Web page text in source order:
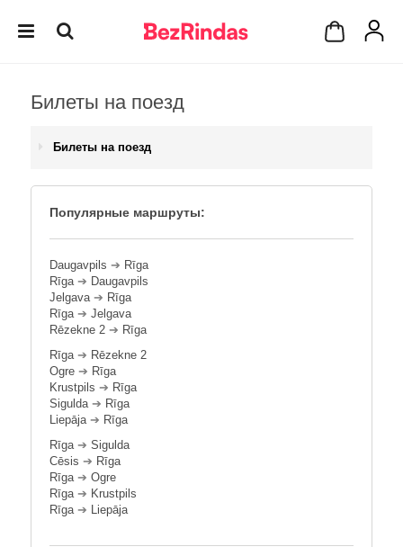
Билеты на поезд
Билеты на поезд
Популярные маршруты:
Daugavpils ➔ Rīga
Rīga➔ Daugavpils
Jelgava➔ Rīga
Rīga➔ Jelgava
Rēzekne 2 ➔ Rīga
Rīga➔ Rēzekne 2
Ogre ➔ Rīga
Krustpils ➔ Rīga
Sigulda➔ Rīga
Liepāja➔ Rīga
Rīga➔ Sigulda
Cēsis ➔ Rīga
Rīga➔ Ogre
Rīga➔ Krustpils
Rīga➔ Liepāja